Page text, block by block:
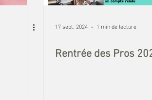
17 sept. 2024 1 min de lecture
Rentrée des Pros